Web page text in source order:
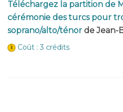
Téléchargez la partition de
cérémonie des turcs pour
soprano/alto/ténor de Jean-
Coût : 3 crédits